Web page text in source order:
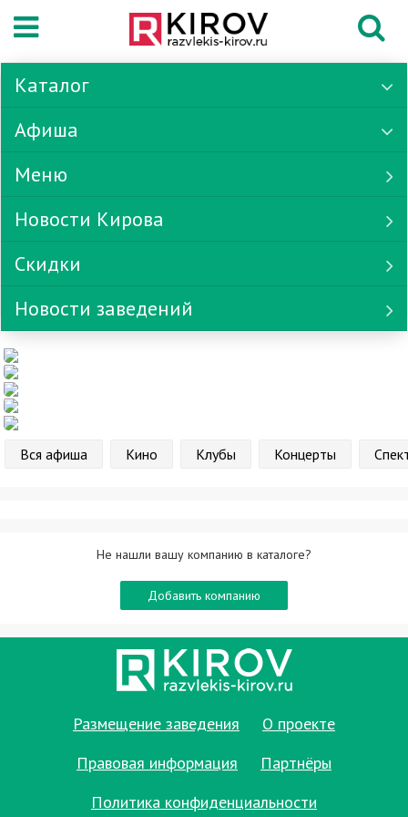
Каталог
Афиша
Меню
Новости Кирова
Скидки
Новости заведений
Вся афиша Кино Клубы Концерты
Не нашли вашу компанию в каталоге?
Добавить компанию
Размещение заведения
О проекте
Правовая информация
Партнёры
Политика конфиденциальности